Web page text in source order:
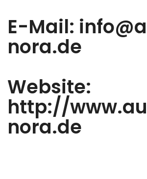
E-Mail:
nora.de
Website:
http://
nora.de